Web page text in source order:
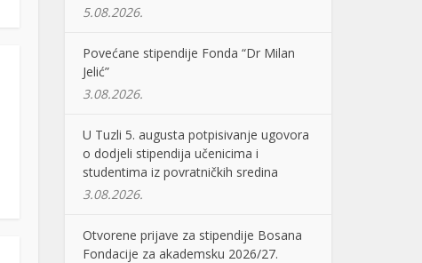
5.08.2026.
Povećane stipendije Fonda “Dr Milan
Jelić”
3.08.2026.
U Tuzli 5. augusta potpisivanje ugovora
o dodjeli stipendija učenicima i
studentima iz povratničkih sredina
3.08.2026.
Otvorene prijave za stipendije Bosana
Fondacije za akademsku 2026/27.